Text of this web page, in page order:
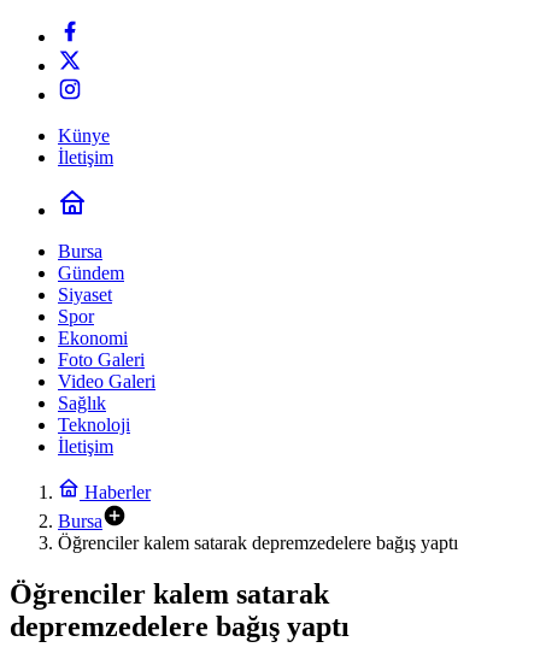
Künye
İletişim
Bursa
Gündem
Siyaset
Spor
Ekonomi
Foto Galeri
Video Galeri
Sağlık
Teknoloji
İletişim
Haberler
Bursa
Öğrenciler kalem satarak depremzedelere bağış yaptı
Öğrenciler kalem satarak
depremzedelere bağış yaptı